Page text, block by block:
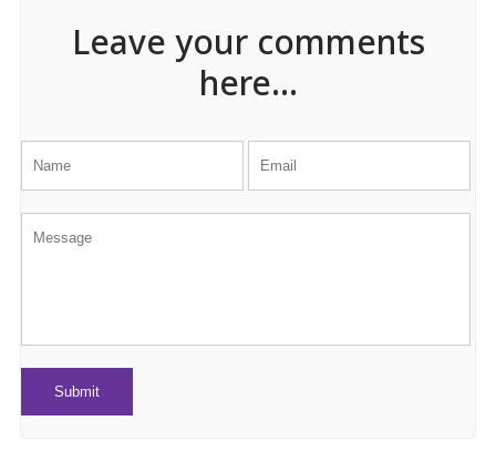
Leave your comments
here...